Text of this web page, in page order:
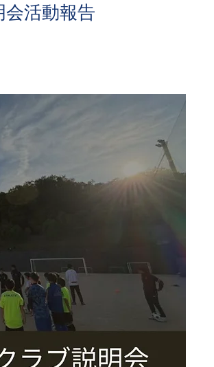
会活動報告